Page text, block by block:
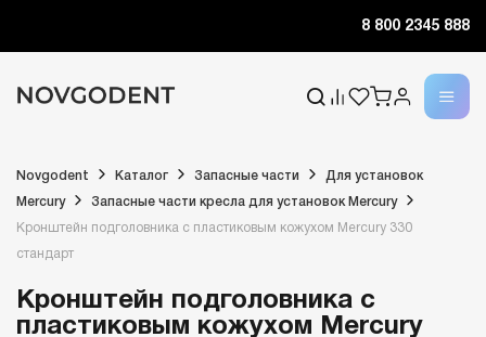
8 800 2345 888
Novgodent Каталог Запасные части Для установок
Mercury Запасные части кресла для установок Mercury
Кронштейн подголовника с пластиковым кожухом Mercury 330
стандарт
Кронштейн подголовника с
пластиковым кожухом Mercury